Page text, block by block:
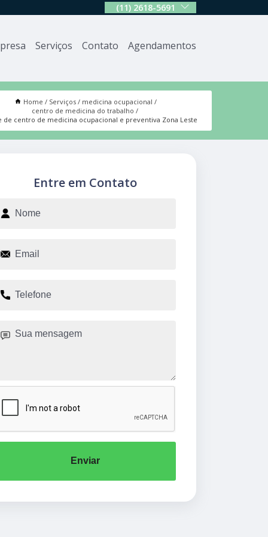
(11) 2618-5691
Serviços Contato Agendamentos
Home Serviços
medicina ocupacional
centro de medicina do trabalho
de centro de medicina ocupacional e preventiva Zona Leste
Entre em Contato
Enviar